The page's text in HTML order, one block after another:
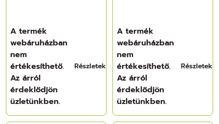
A termék
webáruházban
nem
értékesíthető.
Az árról
érdeklődjön
üzletünkben.
Részletek
A termék
webáruházban
nem
értékesíthető.
Az árról
érdeklődjön
üzletünkben.
Részletek